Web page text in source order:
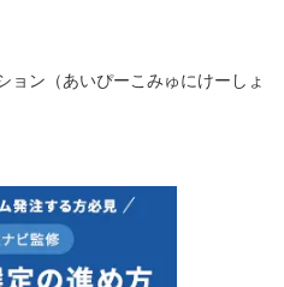
ョン（あいぴーこみゅにけーしょ